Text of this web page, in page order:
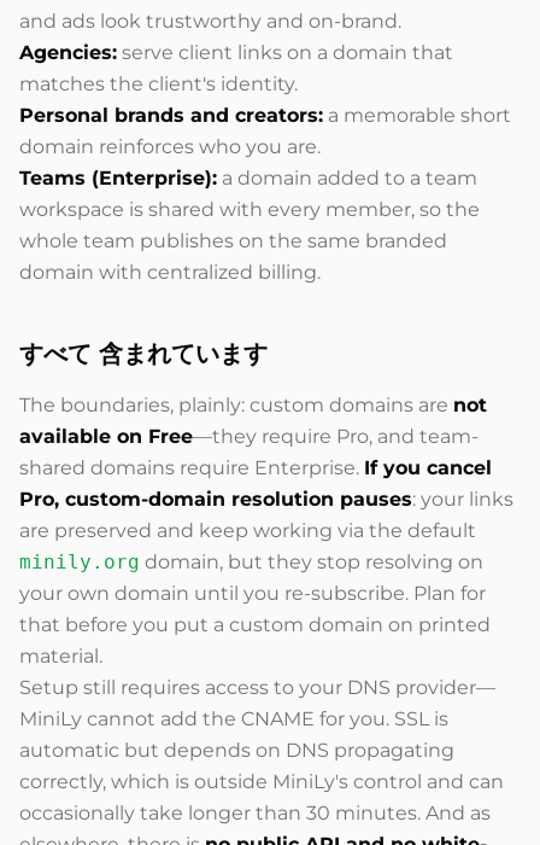
and ads look trustworthy and on-brand.
Agencies: serve client links on a domain that
matches the client's identity.
Personal brands and creators: a memorable short
domain reinforces who you are.
Teams (Enterprise): a domain added to a team
workspace is shared with every member, so the
whole team publishes on the same branded
domain with centralized billing.
すべて 含まれています
The boundaries, plainly: custom domains are not
available on Free—they require Pro, and team-
shared domains require Enterprise. If you cancel
Pro, custom-domain resolution pauses: your links
are preserved and keep working via the default
minily.org domain, but they stop resolving on
your own domain until you re-subscribe. Plan for
that before you put a custom domain on printed
material.
Setup still requires access to your DNS provider—
MiniLy cannot add the CNAME for you. SSL is
automatic but depends on DNS propagating
correctly, which is outside MiniLy's control and can
occasionally take longer than 30 minutes. And as